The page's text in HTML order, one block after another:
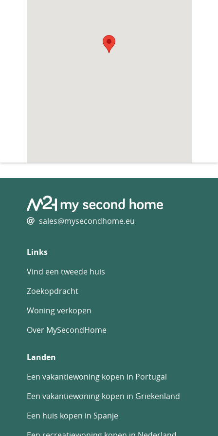
sales@mysecondhome.eu
Links
Vind een tweede huis
Zoekopdracht
Woning verkopen
Over MySecondHome
Landen
Een vakantiewoning kopen in Portugal
Een vakantiewoning kopen in Griekenland
Een huis kopen in Spanje